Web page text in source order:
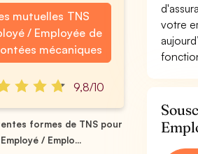
mutuelles TNS
/ Employée de
mécaniques
9,8/10
formes de TNS pour
/ Emplo...
votre